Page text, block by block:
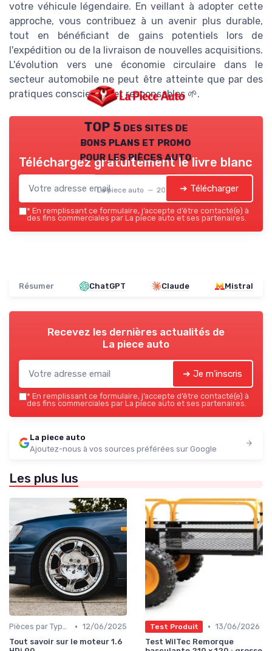
votre véhicule légendaire. En veillant à adopter cette
approche, vous contribuez à un avenir plus durable,
tout en bénéficiant de gains potentiels lors de
l'expédition ou de la livraison de nouvelles acquisitions.
L'évolution vers une économie circulaire dans le
secteur automobile ne peut être atteinte que par des
pratiques conscientes et responsables 🌱.
TOP 5 des sites de
bons plans et promo
pour les pièces auto
La piece auto — 2026
Téléchargez gratuitement le livre blanc
➔ Télécharger
* En remplissant ce formulaire, j’accepte d’être contacté(e) à
des fins commerciales par La piece auto et ses partenaires.
Résumer ChatGPT Claude Mistral
Recevez les dernières actualités de
La piece auto
➔ Je m'inscris
* En remplissant ce formulaire, j’accepte d’être contacté(e) à
des fins commerciales par La piece auto et ses partenaires.
La piece auto
Ajoutez-nous à vos sources préférées sur Google
Les plus lus
Pièces par Type (Freins, Moteur, etc.) • 12/06/2025
Tout savoir sur le moteur 1.6
Test Produit • 13/06/2026
Test WilTec Remorque